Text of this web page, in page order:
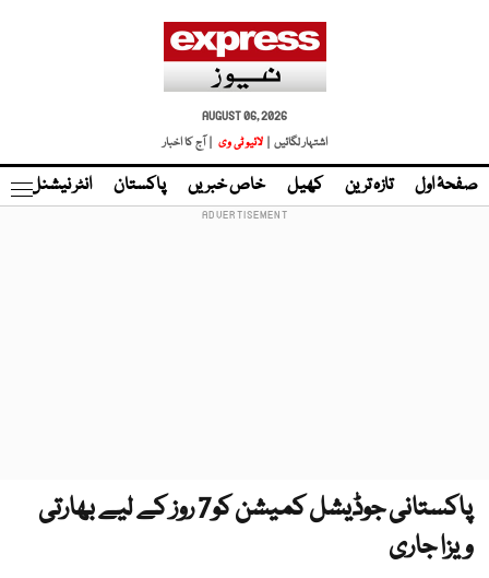
AUGUST 06, 2026
اشتہار لگائیں |
لائیو ٹی وی | آج کا اخبار
صفحۂ اول تازہ ترین کھیل خاص خبریں پاکستان انٹر نیشنل
پاکستانی جوڈیشل کمیشن کو7 روز کے لیے بھارتی
ویزا جاری